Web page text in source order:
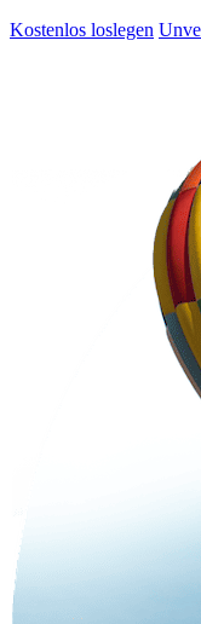
Kostenlos loslegen